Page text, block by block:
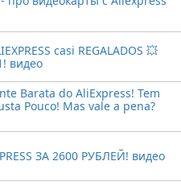
casi REGALADOS 💥
видео
Barata do AliExpress! Tem
Pouco! Mas vale a pena?
ЗА 2600 РУБЛЕЙ! видео